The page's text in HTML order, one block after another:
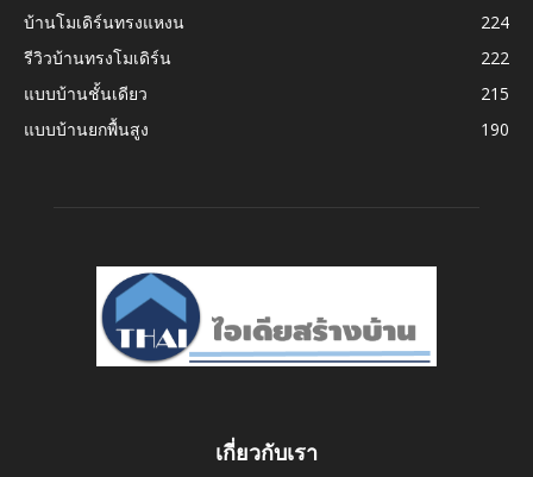
บ้านโมเดิร์นทรงแหงน
224
รีวิวบ้านทรงโมเดิร์น
222
แบบบ้านชั้นเดียว
215
แบบบ้านยกพื้นสูง
190
เกี่ยวกับเรา